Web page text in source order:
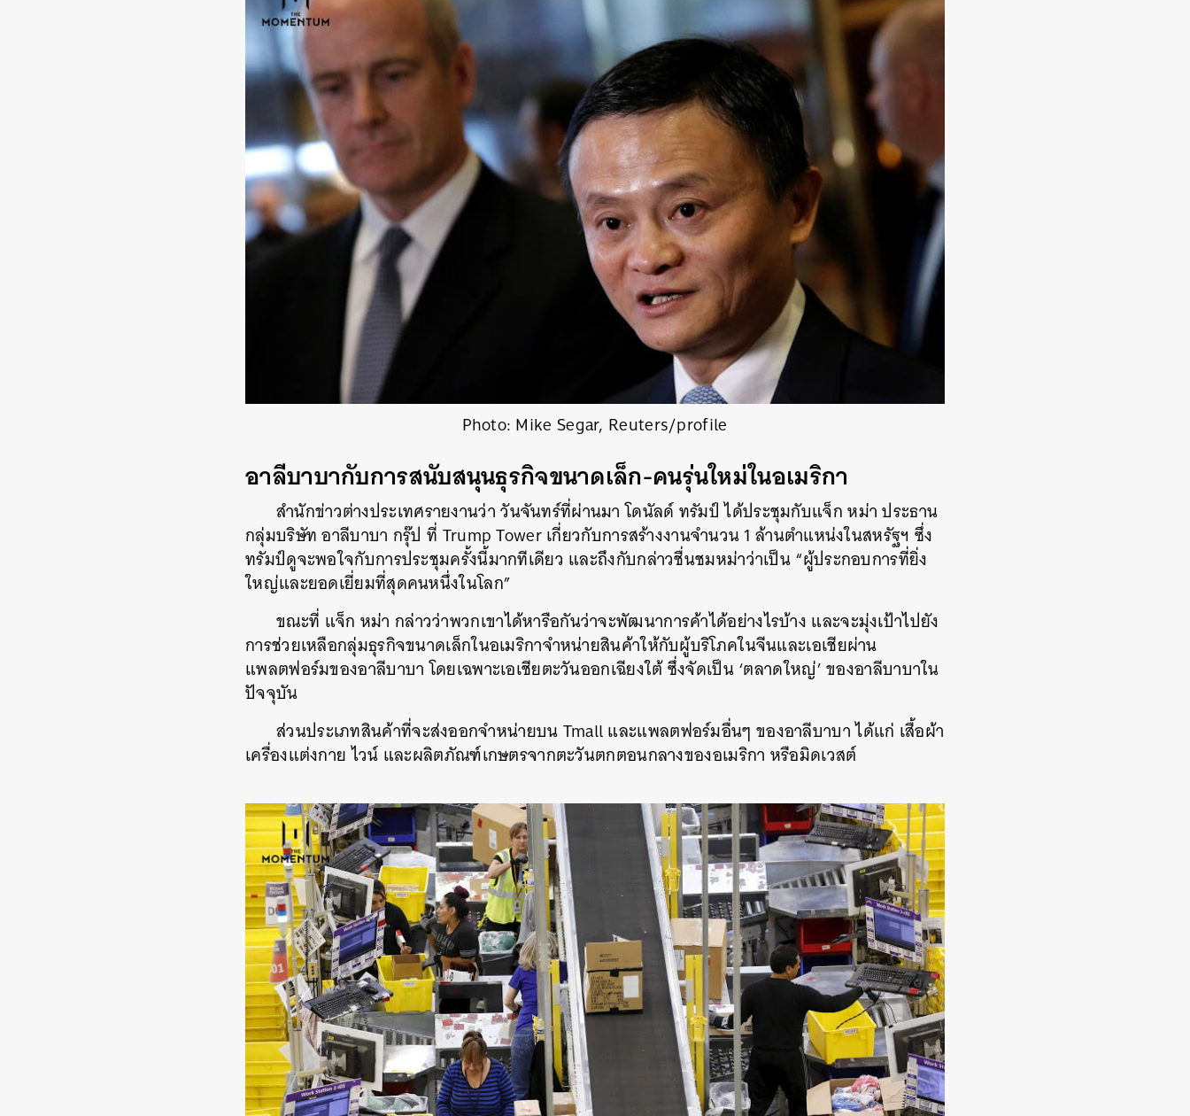
Photo: Mike Segar, Reuters/profile
อาลีบาบากับการสนับสนุนธุรกิจขนาดเล็ก-คนรุ่นใหม่ในอเมริกา
สำนักข่าวต่างประเทศรายงานว่า วันจันทร์ที่ผ่านมา โดนัลด์ ทรัมป์ ได้ประชุมกับแจ็ก หม่า ประธาน
กลุ่มบริษัท อาลีบาบา กรุ๊ป ที่ Trump Tower เกี่ยวกับการสร้างงานจำนวน 1 ล้านตำแหน่งในสหรัฐฯ ซึ่ง
ทรัมป์ดูจะพอใจกับการประชุมครั้งนี้มากทีเดียว และถึงกับกล่าวชื่นชมหม่าว่าเป็น “ผู้ประกอบการที่ยิ่ง
ใหญ่และยอดเยี่ยมที่สุดคนหนึ่งในโลก”
ขณะที่ แจ็ก หม่า กล่าวว่าพวกเขาได้หารือกันว่าจะพัฒนาการค้าได้อย่างไรบ้าง และจะมุ่งเป้าไปยัง
การช่วยเหลือกลุ่มธุรกิจขนาดเล็กในอเมริกาจำหน่ายสินค้าให้กับผู้บริโภคในจีนและเอเชียผ่าน
แพลตฟอร์มของอาลีบาบา โดยเฉพาะเอเชียตะวันออกเฉียงใต้ ซึ่งจัดเป็น ‘ตลาดใหญ่’ ของอาลีบาบาใน
ปัจจุบัน
ส่วนประเภทสินค้าที่จะส่งออกจำหน่ายบน Tmall และแพลตฟอร์มอื่นๆ ของอาลีบาบา ได้แก่ เสื้อผ้า
เครื่องแต่งกาย ไวน์ และผลิตภัณฑ์เกษตรจากตะวันตกตอนกลางของอเมริกา หรือมิดเวสต์